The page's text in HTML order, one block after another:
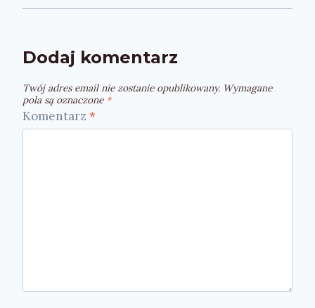
Dodaj komentarz
Twój adres email nie zostanie opublikowany. Wymagane
pola są oznaczone *
Komentarz *